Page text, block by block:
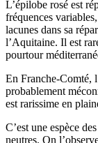
L’épilobe rosé est
fréquences
lacunes dans sa
l’Aquitaine. Il est
pourtour
En Franche-Comté,
probablement
est rarissime en
C’est une espèce
neutres. On